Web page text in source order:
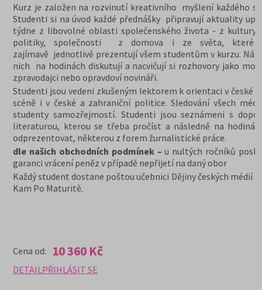
Kurz je založen na rozvinutí kreativního myšlení každého
Studenti si na úvod každé přednášky připravují aktuality
týdne z libovolné oblasti společenského života - z kultury,
politiky, společnosti z domova i ze světa, které
zajímavě jednotlivě prezentují všem studentům v kurzu.
nich na hodinách diskutují a nacvičují si rozhovory jako
zpravodajci nebo opravdoví novináři.
Studenti jsou vedeni zkušeným lektorem k orientaci v české
scéně i v české a zahraniční politice. Sledování všech
studenty samozřejmostí. Studenti jsou seznámeni s
literaturou, kterou se třeba pročíst a následně na
odprezentovat, některou z forem žurnalistické práce.
dle našich obchodních podmínek –u nultých ročníků
garanci vrácení peněz v případě nepřijetí na daný obor
Každý student dostane poštou učebnici Dějiny českých médií a
Kam Po Maturitě.
Cena od: 10 360 Kč
DETAIL PŘIHLÁSIT SE